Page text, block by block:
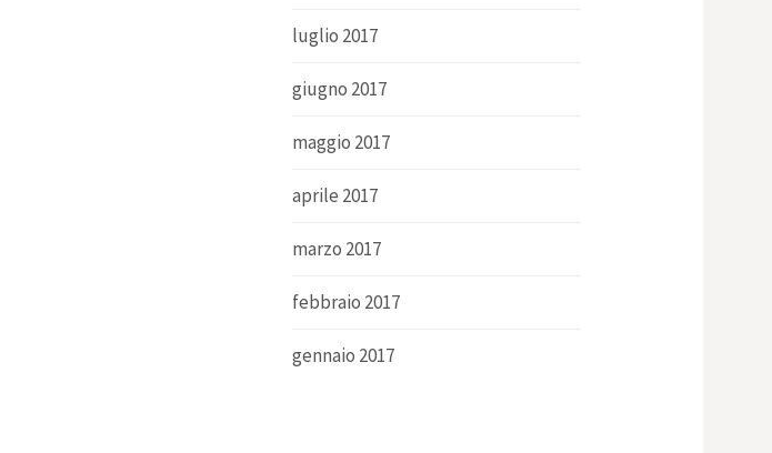
luglio 2017
giugno 2017
maggio 2017
aprile 2017
marzo 2017
febbraio 2017
gennaio 2017